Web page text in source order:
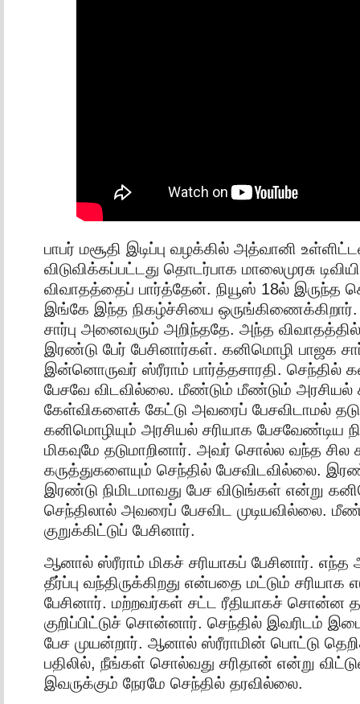
பாபர் மசூதி இடிப்பு வழக்கில் அத்வானி
விடுவிக்கப்பட்டது தொடர்பாக மாலைமுரசு
விவாதத்தைப் பார்த்தேன். நியூஸ் 18ல் இருந்த
இங்கே இந்த நிகழ்ச்சியை ஒருங்கிணைக்கிறார்.
சார்பு அனைவரும் அறிந்ததே. அந்த
இரண்டு பேர் பேசினார்கள். கனிமொழி பாஜக
இன்னொருவர் ஸ்ரீராம் பார்த்தசாரதி. செந்தில்
பேசவே விடவில்லை. மீண்டும் மீண்டும் அரசியல்
கேள்விகளைக் கேட்டு அவரைப் பேசவிடாமல்
கனிமொழியும் அரசியல் சரியாக பேசவேண்டிய
மிகவுமே தடுமாறினார். அவர் சொல்ல வந்த சில
கருத்துகளையும் செந்தில் பேசவிடவில்லை.
இரண்டு நிமிடமாவது பேச விடுங்கள் என்று
செந்திலால் அவரைப் பேசவிட முடியவில்லை.
குறுக்கிட்டுப் பேசினார்.
ஆனால் ஸ்ரீராம் மிகச் சரியாகப் பேசினார். எந்த
தீர்ப்பு வந்திருக்கிறது என்பதை மட்டும்
பேசினார். மற்றவர்கள் சட்ட ரீதியாகச் சொன்ன
குறிப்பிட்டுச் சொன்னார். செந்தில் இவரிடம்
பேச முயன்றார். ஆனால் ஸ்ரீராமின் பொட்டு
பதிலில், நீங்கள் சொல்வது சரிதான் என்று
இவருக்கும் நேரமே செந்தில் தரவில்லை.